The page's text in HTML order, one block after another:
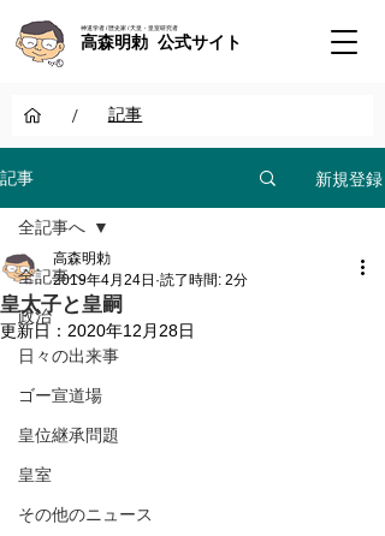
神道学者 / 歴史家 / 天皇・皇室研究者
高森明勅 公式サイト
/ 記事
記事 新規登録
全記事へ
政治
日々の出来事
ゴー宣道場
皇位継承問題
皇室
その他のニュース
全記事へ
皇太子と皇嗣
高森明勅
2019年4月24日 読了時間: 2分
更新日： 2020年12月28日